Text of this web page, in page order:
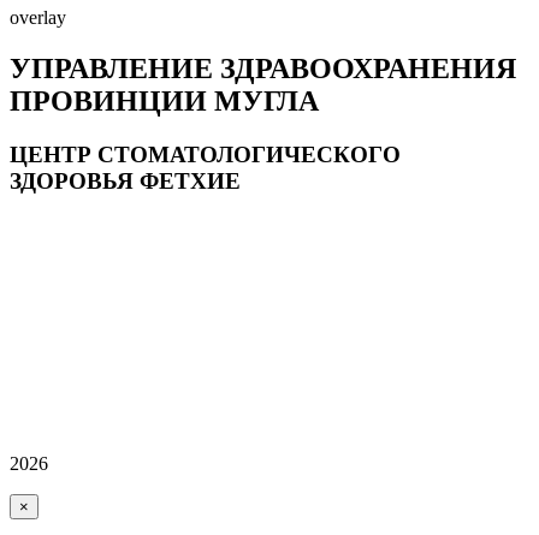
overlay
УПРАВЛЕНИЕ ЗДРАВООХРАНЕНИЯ
ПРОВИНЦИИ МУГЛА
ЦЕНТР СТОМАТОЛОГИЧЕСКОГО
ЗДОРОВЬЯ ФЕТХИЕ
2026
×